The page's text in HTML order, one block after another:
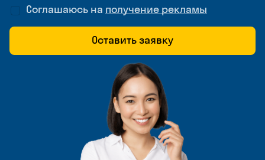
Соглашаюсь на получение рекламы
Оставить заявку